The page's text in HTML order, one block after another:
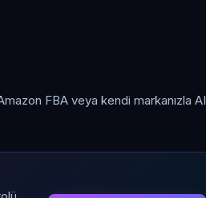
FBA veya kendi markanızla AI